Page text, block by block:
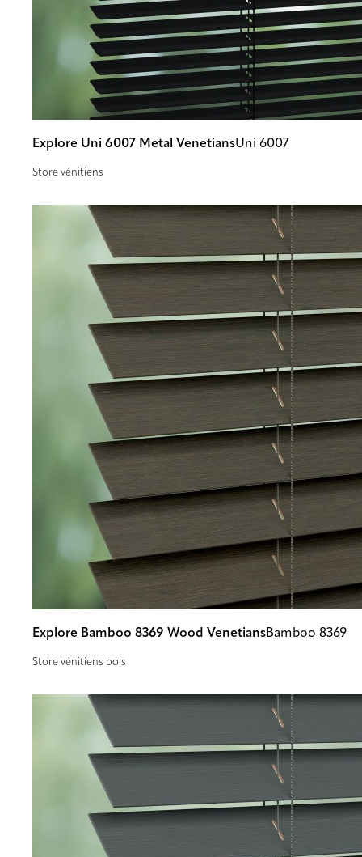
Explore Uni 6007 Metal VenetiansUni 6007
Store vénitiens
Explore Bamboo 8369 Wood VenetiansBamboo 8369
Store vénitiens bois